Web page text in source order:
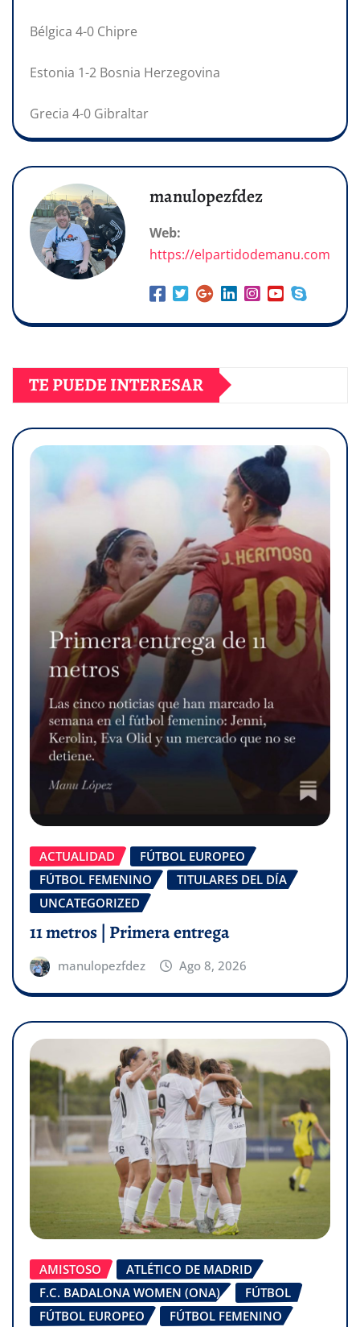
Bélgica 4-0 Chipre
Estonia 1-2 Bosnia Herzegovina
Grecia 4-0 Gibraltar
manulopezfdez
Web:
https://elpartidodemanu.com
TE PUEDE INTERESAR
ACTUALIDAD
FÚTBOL EUROPEO
FÚTBOL FEMENINO
TITULARES DEL DÍA
UNCATEGORIZED
11 metros | Primera entrega
manulopezfdez Ago 8, 2026
AMISTOSO
ATLÉTICO DE MADRID
F.C. BADALONA WOMEN (ONA)
FÚTBOL
FÚTBOL EUROPEO
FÚTBOL FEMENINO